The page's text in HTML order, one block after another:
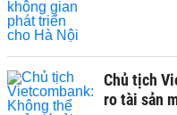
Chủ tịch
ro tài sản